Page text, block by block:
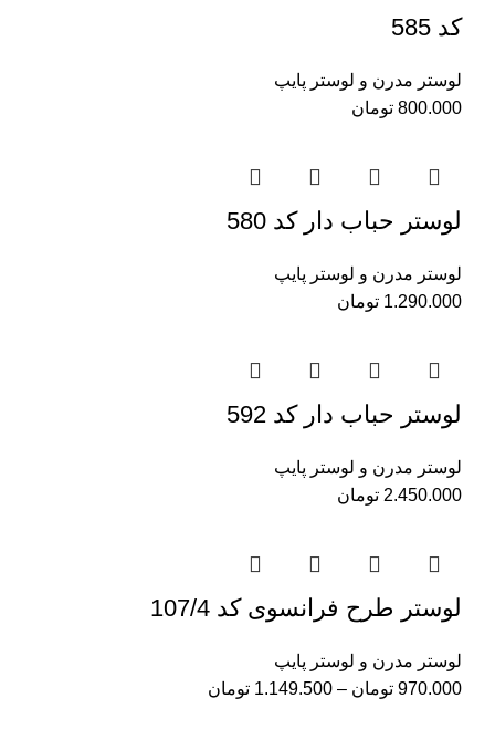
کد 585
لوستر مدرن و لوستر پایپ
800.000 تومان
لوستر حباب دار کد 580
لوستر مدرن و لوستر پایپ
1.290.000 تومان
لوستر حباب دار کد 592
لوستر مدرن و لوستر پایپ
2.450.000 تومان
لوستر طرح فرانسوی کد 107/4
لوستر مدرن و لوستر پایپ
970.000 تومان –
1.149.500 تومان